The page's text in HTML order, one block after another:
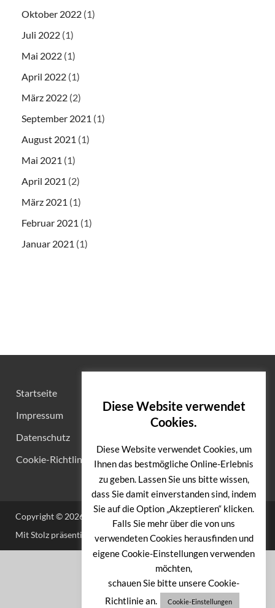
Oktober 2022 (1)
Juli 2022 (1)
Mai 2022 (1)
April 2022 (1)
März 2022 (2)
September 2021 (1)
August 2021 (1)
Mai 2021 (1)
April 2021 (2)
März 2021 (1)
Februar 2021 (1)
Januar 2021 (1)
Startseite
Impressum
Datenschutz
Cookie-Richtlinie
Copyright © 2026 Initiative-Waidmannslust
Mit Stolz präsentiert vonWordPressundHitMag
Diese Website verwendet
Cookies.
Diese Website verwendet Cookies, um
Ihnen das bestmögliche Online-Erlebnis
zu geben. Lassen Sie uns bitte wissen,
dass Sie damit einverstanden sind, indem
Sie auf die Option „Akzeptieren“ klicken.
Falls Sie mehr über die von uns
verwendeten Cookies herausfinden und
eigene Cookie-Einstellungen verwenden
möchten,
schauen Sie bitte unsere Cookie-
Richtlinie an.
Cookie-Einstellungen